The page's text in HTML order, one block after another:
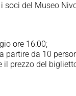
soci del Museo
ore 16:00;
partire da 10
il prezzo del